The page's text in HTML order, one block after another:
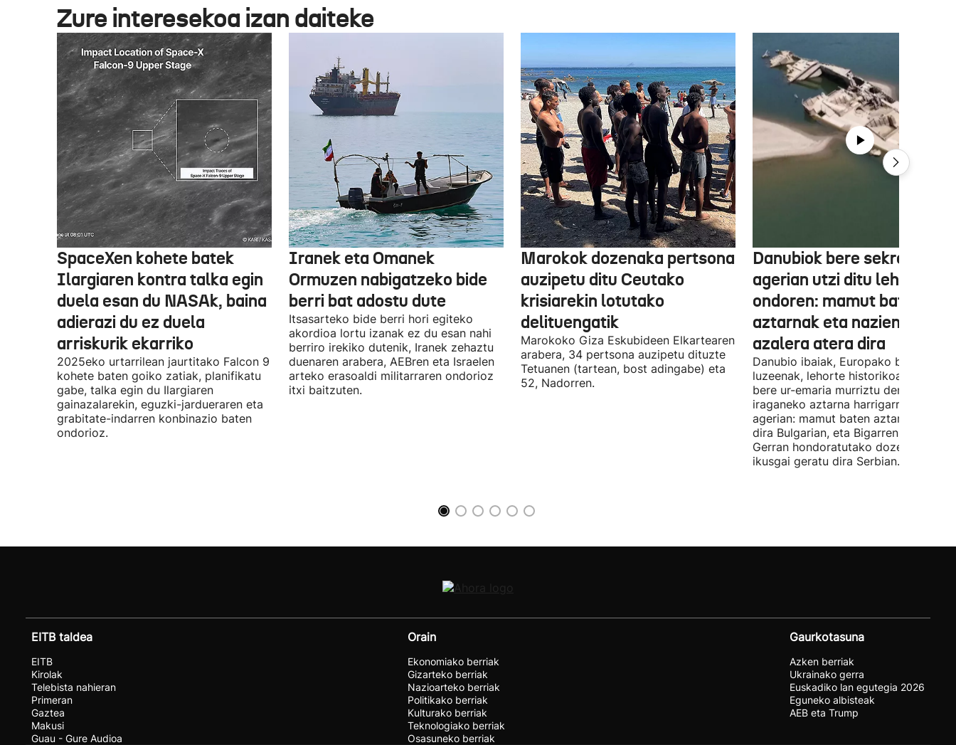
Zure interesekoa izan daiteke
SpaceXen kohete batek
Ilargiaren kontra talka egin
duela esan du NASAk, baina
adierazi du ez duela
arriskurik ekarriko
2025eko urtarrilean jaurtitako Falcon 9
kohete baten goiko zatiak, planifikatu
gabe, talka egin du Ilargiaren
gainazalarekin, eguzki-jardueraren eta
grabitate-indarren konbinazio baten
ondorioz.
Iranek eta Omanek
Ormuzen nabigatzeko bide
berri bat adostu dute
Itsasarteko bide berri hori egiteko
akordioa lortu izanak ez du esan nahi
berriro irekiko dutenik, Iranek zehaztu
duenaren arabera, AEBren eta Israelen
arteko erasoaldi militarraren ondorioz
itxi baitzuten.
Marokok dozenaka pertsona
auzipetu ditu Ceutako
krisiarekin lotutako
delituengatik
Marokoko Giza Eskubideen Elkartearen
arabera, 34 pertsona auzipetu dituzte
Tetuanen (tartean, bost adingabe) eta
52, Nadorren.
Danubiok bere sekretuak
agerian utzi ditu
ondoren: mamut baten
aztarnak eta nazien
azalera atera dira
Danubio ibaiak, Europako bigarren
luzeenak, lehorte historikoa bizi du,
bere ur-emaria murriztu denez,
iraganeko aztarna harrigarriak utzi
agerian: mamut baten aztarnak
dira Bulgarian, eta Bigarren Mundu
Gerran hondoratutako dozenaka
ikusgai geratu dira Serbian.
EITB taldea
EITB
Kirolak
Telebista nahieran
Primeran
Gaztea
Makusi
Guau - Gure Audioa
Orain
Ekonomiako berriak
Gizarteko berriak
Nazioarteko berriak
Politikako berriak
Kulturako berriak
Teknologiako berriak
Osasuneko berriak
Gaurkotasuna
Azken berriak
Ukrainako gerra
Euskadiko lan egutegia 2026
Eguneko albisteak
AEB eta Trump